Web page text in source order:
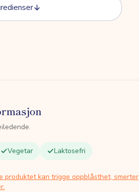
Vegetar Laktosefri
produktet kan trigge oppblåsthet, smerter